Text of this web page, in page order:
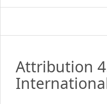
Attribution